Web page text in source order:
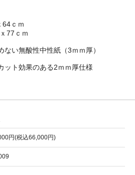
ｃｍ
77ｃｍ
ない無酸性中性紙（3ｍｍ厚）
ット効果のある2ｍｍ厚仕様
円(税込66,000円)